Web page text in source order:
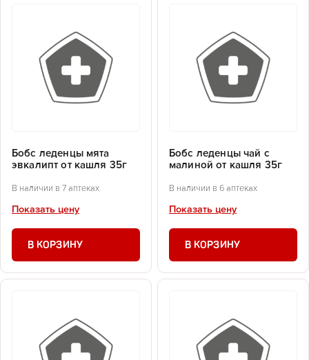
Бобс леденцы мята
эвкалипт от кашля 35г
В наличии в 7 аптеках
Показать цену
В КОРЗИНУ
Бобс леденцы чай с
малиной от кашля 35г
В наличии в 6 аптеках
Показать цену
В КОРЗИНУ